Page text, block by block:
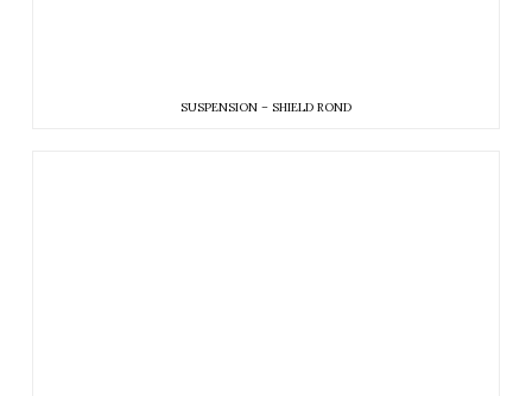
SUSPENSION – SHIELD ROND